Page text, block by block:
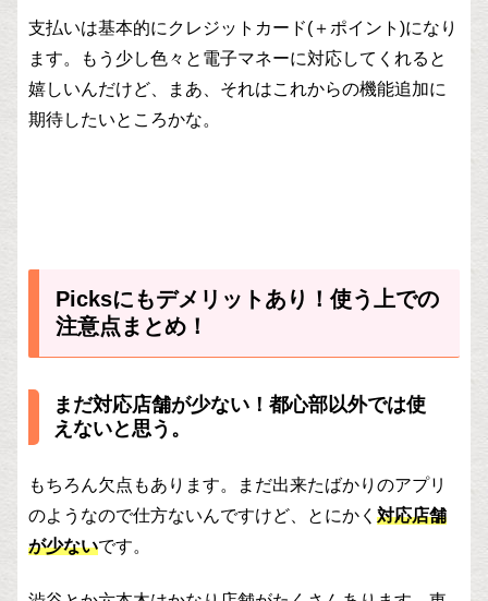
支払いは基本的にクレジットカード(＋ポイント)になり
ます。もう少し色々と電子マネーに対応してくれると
嬉しいんだけど、まあ、それはこれからの機能追加に
期待したいところかな。
Picksにもデメリットあり！使う上での
注意点まとめ！
まだ対応店舗が少ない！都心部以外では使
えないと思う。
もちろん欠点もあります。まだ出来たばかりのアプリ
のようなので仕方ないんですけど、とにかく 対応店舗
が少ないです。